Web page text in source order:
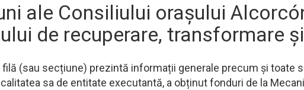
ale Consiliului orașului
de recuperare, transformare
(sau secțiune) prezintă informații generale precum și toate
calitatea sa de entitate executantă, a obținut fonduri de la